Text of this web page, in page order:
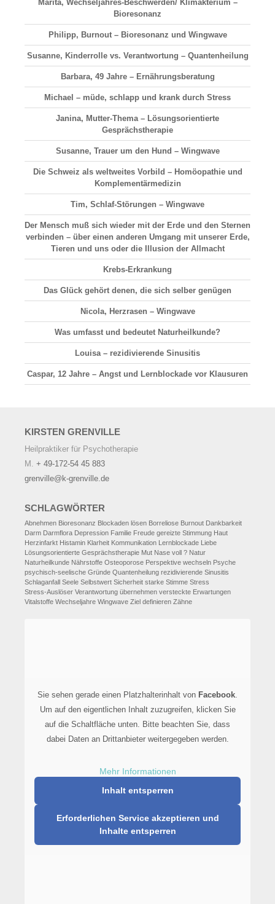
Marita, Wechseljahres-Beschwerden/ Klimakterium –
Bioresonanz
Philipp, Burnout – Bioresonanz und Wingwave
Susanne, Kinderrolle vs. Verantwortung – Quantenheilung
Barbara, 49 Jahre – Ernährungsberatung
Michael – müde, schlapp und krank durch Stress
Janina, Mutter-Thema – Lösungsorientierte
Gesprächstherapie
Susanne, Trauer um den Hund – Wingwave
Die Schweiz als weltweites Vorbild – Homöopathie und
Komplementärmedizin
Tim, Schlaf-Störungen – Wingwave
Der Mensch muß sich wieder mit der Erde und den Sternen
verbinden – über einen anderen Umgang mit unserer Erde,
Tieren und uns oder die Illusion der Allmacht
Krebs-Erkrankung
Das Glück gehört denen, die sich selber genügen
Nicola, Herzrasen – Wingwave
Was umfasst und bedeutet Naturheilkunde?
Louisa – rezidivierende Sinusitis
Caspar, 12 Jahre – Angst und Lernblockade vor Klausuren
KIRSTEN GRENVILLE
Heilpraktiker für Psychotherapie
M. + 49-172-54 45 883
grenville@k-grenville.de
SCHLAGWÖRTER
Abnehmen Bioresonanz Blockaden lösen Borreliose Burnout Dankbarkeit
Darm Darmflora Depression Familie Freude gereizte Stimmung Haut
Herzinfarkt Histamin Klarheit Kommunikation Lernblockade Liebe
Lösungsorientierte Gesprächstherapie Mut Nase voll ? Natur
Naturheilkunde Nährstoffe Osteoporose Perspektive wechseln Psyche
psychisch-seelische Gründe Quantenheilung rezidivierende Sinusitis
Schlaganfall Seele Selbstwert Sicherheit starke Stimme Stress
Stress-Auslöser Verantwortung übernehmen versteckte Erwartungen
Vitalstoffe Wechseljahre Wingwave Ziel definieren Zähne
Sie sehen gerade einen Platzhalterinhalt von Facebook.
Um auf den eigentlichen Inhalt zuzugreifen, klicken Sie
auf die Schaltfläche unten. Bitte beachten Sie, dass
dabei Daten an Drittanbieter weitergegeben werden.
Mehr Informationen
Inhalt entsperren
Erforderlichen Service akzeptieren und
Inhalte entsperren